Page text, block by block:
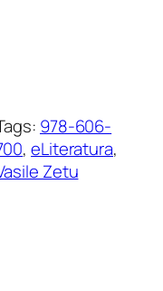
978-606-
, eLiteratura
Zetu